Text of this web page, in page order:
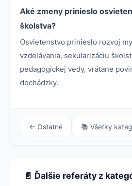
Aké zmeny prinieslo
školstva?
Osvietenstvo prinieslo rozvoj
vzdelávania, sekularizáciu
pedagogickej vedy, vrátane
dochádzky.
← Ostatné 📚 Všetky
📄 Ďalšie referáty z